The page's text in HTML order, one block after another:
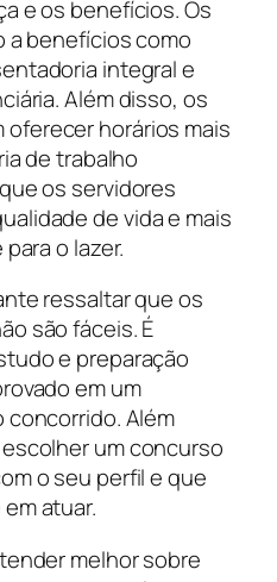
e os benefícios. Os
a benefícios como
integral e
Além disso, os
horários mais
de trabalho
os servidores
de vida e mais
o lazer.
ressaltar que os
são fáceis. É
e preparação
em um
Além
um concurso
o seu perfil e que
atuar.
melhor sobre